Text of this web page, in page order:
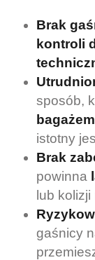
Brak
kontroli
sposób,
bagażem
istotny
Brak
powinna
lub
gaśnicy